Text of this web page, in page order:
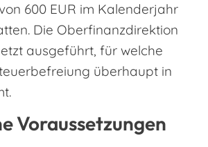
600 EUR im Kalenderjahr
Die Oberfinanzdirektion
ausgeführt, für welche
überhaupt in
Voraussetzungen